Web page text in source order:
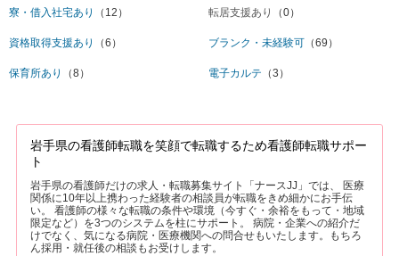
寮・借入社宅あり （12） 転居支援あり （0）
資格取得支援あり （6） ブランク・未経験可 （69）
保育所あり （8） 電子カルテ （3）
岩手県の看護師転職を笑顔で転職するため看護師転職サポー
ト
岩手県の看護師だけの求人・転職募集サイト「ナースJJ」では、 医療
関係に10年以上携わった経験者の相談員が転職をきめ細かにお手伝
い。 看護師の様々な転職の条件や環境（今すぐ・余裕をもって・地域
限定など）を3つのシステムを柱にサポート。 病院・企業への紹介だ
けでなく、気になる病院・医療機関への問合せもいたします。もちろ
ん採用・就任後の相談もお受けします。